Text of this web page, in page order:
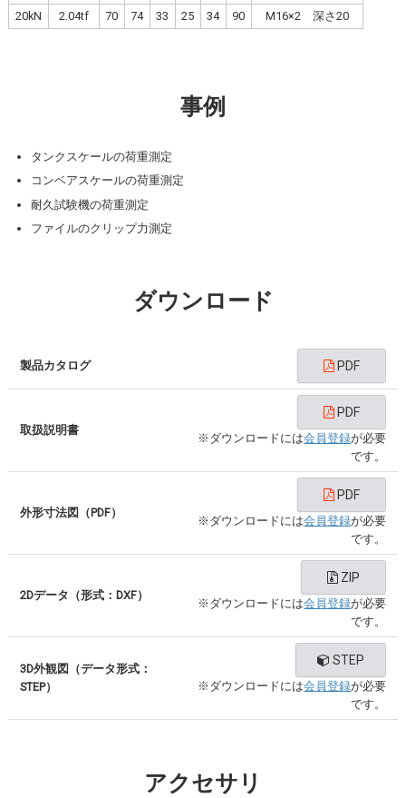
20kN 2.04tf 70 74 33 25 34 90 M16×2 深さ20
事例
タンクスケールの荷重測定
コンベアスケールの荷重測定
耐久試験機の荷重測定
ファイルのクリップ力測定
ダウンロード
製品カタログ PDF
取扱説明書
PDF
※ダウンロードには会員登録が必要
です。
外形寸法図（PDF）
PDF
※ダウンロードには会員登録が必要
です。
2Dデータ（形式：DXF）
ZIP
※ダウンロードには会員登録が必要
です。
3D外観図（データ形式：
STEP）
STEP
※ダウンロードには会員登録が必要
です。
アクセサリ